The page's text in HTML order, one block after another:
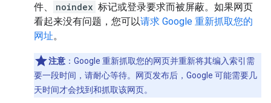
件、
noindex 标记或登录要求而被屏蔽。如果网页
看起来没有问题，您可以请求 Google 重新抓取您的
网址。
注意 ：Google 重新抓取您的网页并重新将其编入索引需
要一段时间，请耐心等待。网页发布后，Google 可能需要几
天时间才会找到和抓取该网页。